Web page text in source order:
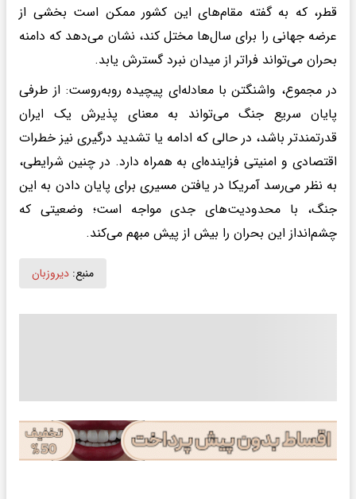
قطر، که به گفته مقام‌های این کشور ممکن است بخشی از
عرضه جهانی را برای سال‌ها مختل کند، نشان می‌دهد که دامنه
بحران می‌تواند فراتر از میدان نبرد گسترش یابد.
در مجموع، واشنگتن با معادله‌ای پیچیده روبه‌روست: از طرفی
پایان سریع جنگ می‌تواند به معنای پذیرش یک ایران
قدرتمندتر باشد، در حالی که ادامه یا تشدید درگیری نیز خطرات
اقتصادی و امنیتی فزاینده‌ای به همراه دارد. در چنین شرایطی،
به نظر می‌رسد آمریکا در یافتن مسیری برای پایان دادن به این
جنگ، با محدودیت‌های جدی مواجه است؛ وضعیتی که
چشم‌انداز این بحران را بیش از پیش مبهم می‌کند.
منبع: دیروزبان